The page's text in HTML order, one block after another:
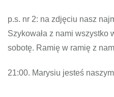
p.s. nr 2: na zdjęciu nasz
Szykowała z nami wszystko
sobotę. Ramię w ramię z
21:00. Marysiu jesteś